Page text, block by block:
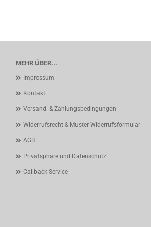
MEHR ÜBER...
Impressum
Kontakt
Versand- & Zahlungsbedingungen
Widerrufsrecht & Muster-Widerrufsformular
AGB
Privatsphäre und Datenschutz
Callback Service